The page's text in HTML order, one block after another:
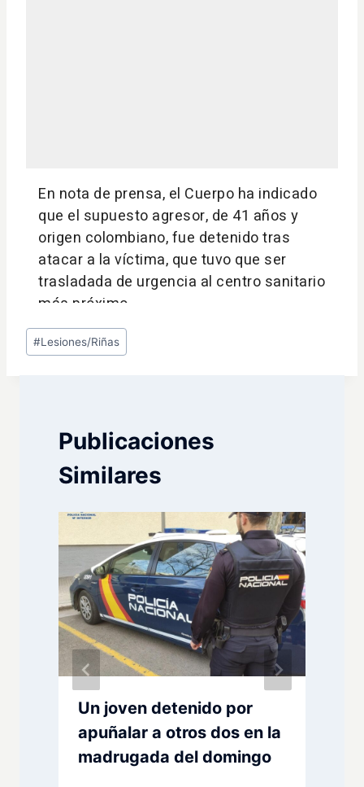
Etiquetas
de
#Lesiones/Riñas
Publicaciones
Similares
Un joven detenido por
apuñalar a otros dos en la
madrugada del domingo